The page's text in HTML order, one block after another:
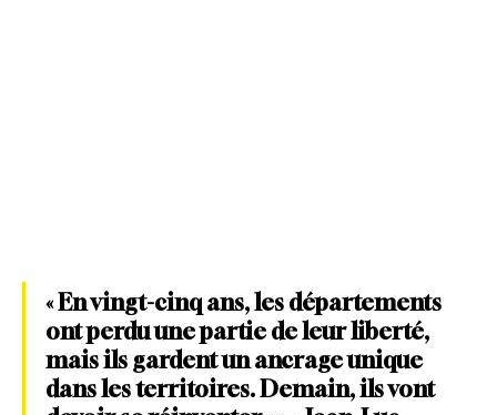
« En vingt-cinq ans, les départements
ont perdu une partie de leur liberté,
mais ils gardent un ancrage unique
dans les territoires. Demain, ils vont